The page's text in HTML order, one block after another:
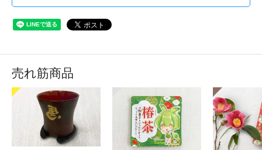
売れ筋商品